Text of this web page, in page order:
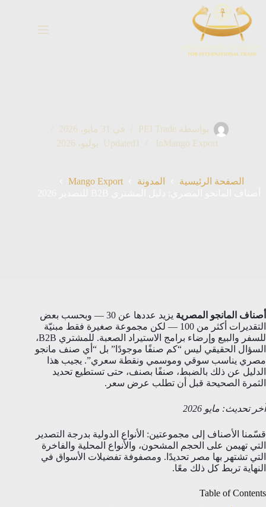
المحتوى
بواسطة PEI Trade في 31 مايو، 2026
InMango Export
Updated 1 يوليو، 2026
الصفحة الرئيسية المدونة
Mango Export
أصناف المانجو المصرية
يزيد عددها عن 30 — وبحسب بعض
التقديرات أكثر من 100 — لكن مجموعة صغيرة فقط مبنيّة
للسفر والبيع وإرضاء برامج الاستيراد الصعبة. للمشتري B2B،
السؤال الحقيقي ليس “كم صنفًا موجودًا” بل “أي صنف مانجو
مصري يناسب سوقي وموسمي ونقطة سعري”. يجيب هذا
الدليل عن ذلك بالضبط، صنفًا بصنف، حتى تستطيع تحديد
الثمرة الصحيحة قبل أن تطلب عرض سعر.
آخر تحديث: مايو 2026
قسّمنا الأصناف إلى مجموعتين: الأنواع الدولية بدرجة التصدير
التي تهيمن على الحجم المشحون، والأنواع المحلية والفاخرة
التي تشتهر بها مصر تحديدًا. ومصفوفة تفضيلات الأسواق في
النهاية تربط كل ذلك معًا.
Table of Contents